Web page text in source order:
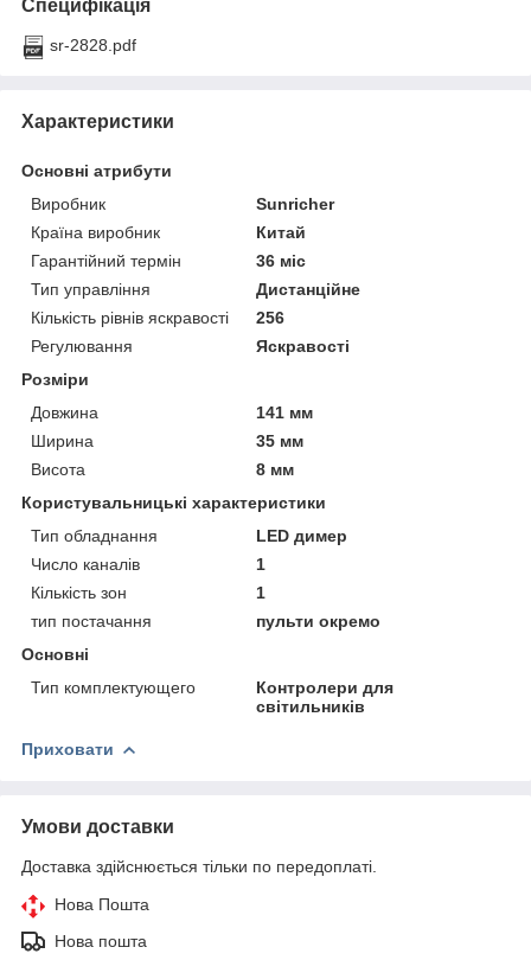
Специфікація
sr-2828.pdf
Характеристики
Основні атрибути
Виробник
Sunricher
Країна виробник
Китай
Гарантійний термін
36 міс
Тип управління
Дистанційне
Кількість рівнів яскравості
256
Регулювання
Яскравості
Розміри
Довжина
141 мм
Ширина
35 мм
Висота
8 мм
Користувальницькі характеристики
Тип обладнання
LED димер
Число каналів
1
Кількість зон
1
тип постачання
пульти окремо
Основні
Тип комплектующего
Контролери для
світильників
Приховати
Умови доставки
Доставка здійснюється тільки по передоплаті.
Нова Пошта
Нова пошта